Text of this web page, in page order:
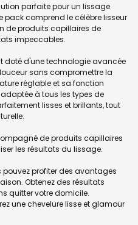
parfaite pour un lissage
comprend le célèbre lisseur
de produits capillaires de
impeccables.
doté d'une technologie avancée
sans compromettre la
réglable et sa fonction
à tous les types de
lisses et brillants, tout
de produits capillaires
les résultats du lissage.
pouvez profiter des avantages
Obtenez des résultats
quitter votre domicile.
une chevelure lisse et glamour